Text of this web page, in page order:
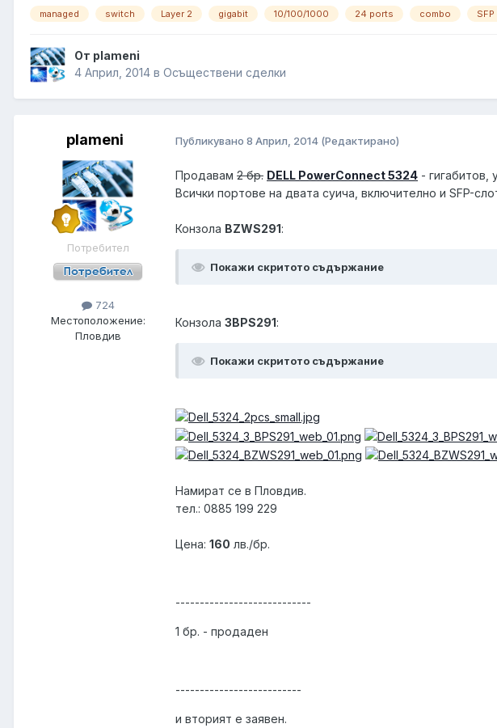
managed switch Layer 2 gigabit 10/100/1000 24 ports combo SFP
От plameni
4 Април, 2014 в Осъществени сделки
plameni
Потребител
724
Местоположение:
Пловдив
Публикувано 8 Април, 2014 (Редактирано)
Продавам 2 бр. DELL PowerConnect 5324 - гигабитов,
Всички портове на двата суича, включително и SFP-
Конзола BZWS291:
Покажи скритото съдържание
Конзола 3BPS291:
Покажи скритото съдържание
Намират се в Пловдив.
тел.: 0885 199 229
Цена: 160 лв./бр.
----------------------------
1 бр. - продаден
--------------------------
и вторият е заявен.